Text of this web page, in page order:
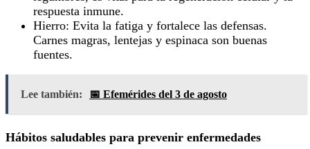
respuesta inmune.
Hierro: Evita la fatiga y fortalece las defensas.
Carnes magras, lentejas y espinaca son buenas
fuentes.
Lee también: 📅 Efemérides del 3 de agosto
Hábitos saludables para prevenir enfermedades